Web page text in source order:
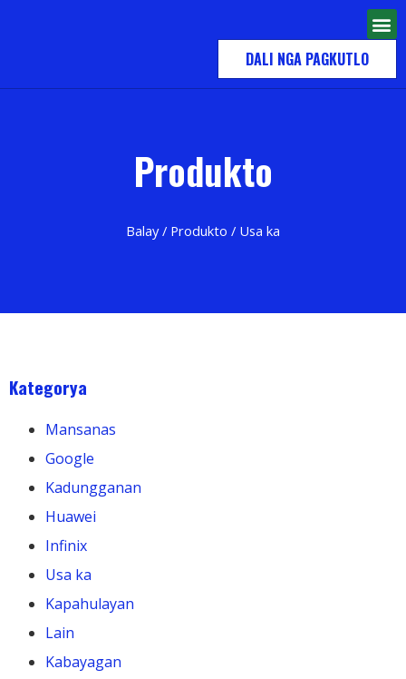
DALI NGA PAGKUTLO
Produkto
Balay/ Produkto / Usa ka
Kategorya
Mansanas
Google
Kadungganan
Huawei
Infinix
Usa ka
Kapahulayan
Lain
Kabayagan